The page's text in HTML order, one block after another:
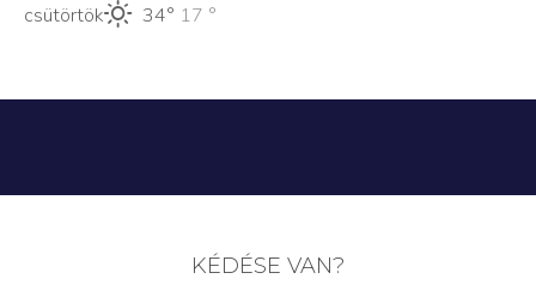
csütörtök
34° 17 °
KÉDÉSE VAN?